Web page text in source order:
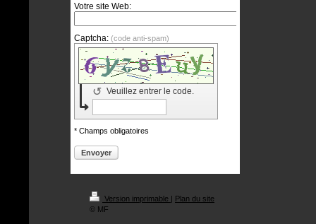
Votre site Web:
Captcha: (code anti-spam)
Veuillez entrer le code.
↺
* Champs obligatoires
Envoyer
Version imprimable | Plan du site
© MF